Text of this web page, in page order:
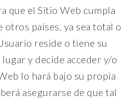
que el Sitio Web cumpla
otros países, ya sea total o
reside o tiene su
y decide acceder y/o
lo hará bajo su propia
asegurarse de que tal